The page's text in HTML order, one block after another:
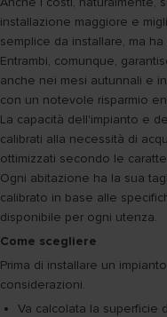
installazione maggiore e
semplice da installare, ma
Entrambi, comunque,
anche nei mesi autunnali e
con un notevole risparmio
La capacità dell'impianto e
calibrati alla necessità di
ottimizzati secondo le
Ogni abitazione ha la sua
calibrato in base alle
disponibile per ogni utenza.
Come scegliere
Prima di installare un
considerazioni.
Va calcolata la superficie